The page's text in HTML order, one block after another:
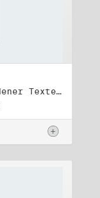
Titel: Sammlung verschiedener Texte, Reden, Aphorismen, Gedichte, Liedtexte (1) - (2)